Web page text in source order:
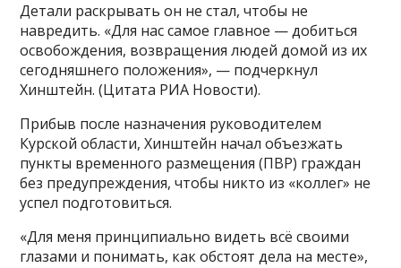
Детали раскрывать он не стал, чтобы не
навредить. «Для нас самое главное — добиться
освобождения, возвращения людей домой из их
сегодняшнего положения», — подчеркнул
Хинштейн. (Цитата РИА Новости).
Прибыв после назначения руководителем
Курской области, Хинштейн начал объезжать
пункты временного размещения (ПВР) граждан
без предупреждения, чтобы никто из «коллег» не
успел подготовиться.
«Для меня принципиально видеть всё своими
глазами и понимать, как обстоят дела на месте»,